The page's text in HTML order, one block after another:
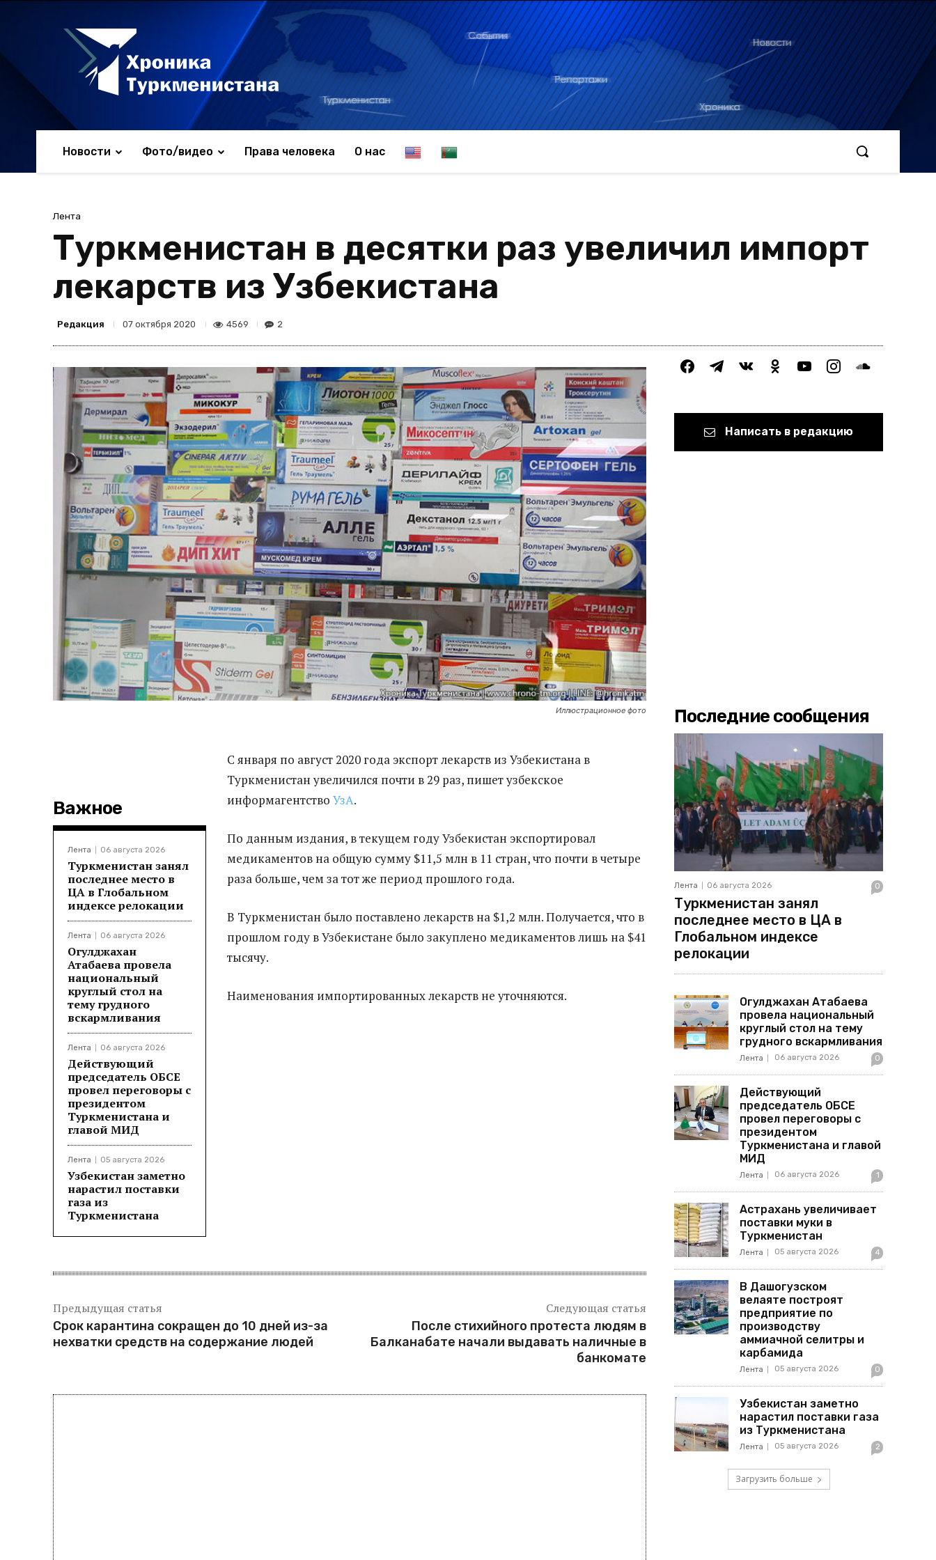
Новости Фото/видео Права человека О нас E
l
h
T
k
n
c
e
Лента
Туркменистан в десятки раз увеличил импорт
лекарств из Узбекистана
Редакция 07 октября 2020 4569 2
Иллюстрационное фото
Важное
Лента 06 августа 2026
Туркменистан занял
последнее место в
ЦА в Глобальном
индексе релокации
Лента 06 августа 2026
Огулджахан
Атабаева провела
национальный
круглый стол на
тему грудного
вскармливания
Лента 06 августа 2026
Действующий
председатель ОБСЕ
провел переговоры с
президентом
Туркменистана и
главой МИД
Лента 05 августа 2026
Узбекистан заметно
нарастил поставки
газа из
Туркменистана
С января по август 2020 года экспорт лекарств из Узбекистана в
Туркменистан увеличился почти в 29 раз, пишет узбекское
информагентство УзА.
По данным издания, в текущем году Узбекистан экспортировал
медикаментов на общую сумму $11,5 млн в 11 стран, что почти в четыре
раза больше, чем за тот же период прошлого года.
В Туркменистан было поставлено лекарств на $1,2 млн. Получается, что в
прошлом году в Узбекистане было закуплено медикаментов лишь на $41
тысячу.
Наименования импортированных лекарств не уточняются.
Предыдущая статья
Срок карантина сокращен до 10 дней из-за
нехватки средств на содержание людей
Следующая статья
После стихийного протеста людям в
Балканабате начали выдавать наличные в
банкомате
facebooktelegramvkontakteodnoklassniki
youtubeinstagramsoundcloud
Написать в редакцию
Последние сообщения
Лента 06 августа 2026 0
Туркменистан занял
последнее место в ЦА в
Глобальном индексе
релокации
Огулджахан Атабаева
провела национальный
круглый стол на тему
грудного вскармливания
Лента 06 августа 2026 0
Действующий
председатель ОБСЕ
провел переговоры с
президентом
Туркменистана и главой
МИД
Лента 06 августа 2026 1
Астрахань увеличивает
поставки муки в
Туркменистан
Лента 05 августа 2026 4
В Дашогузском
велаяте построят
предприятие по
производству
аммиачной селитры и
карбамида
Лента 05 августа 2026 0
Узбекистан заметно
нарастил поставки газа
из Туркменистана
Лента 05 августа 2026 2
Загрузить больше